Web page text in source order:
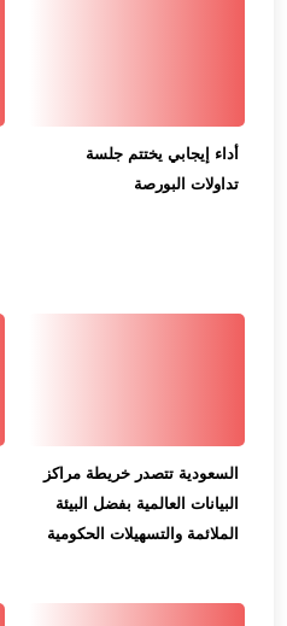
أداء إيجابي يختتم جلسة
تداولات البورصة
السعودية تتصدر خريطة مراكز
البيانات العالمية بفضل البيئة
الملائمة والتسهيلات الحكومية